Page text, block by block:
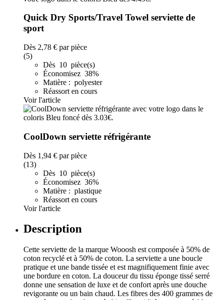
Quick Dry Sports/Travel Towel serviette de
sport
Dès 2,78 € par pièce
(5)
Dès 10 pièce(s)
Économisez 38%
Matière : polyester
Réassort en cours
Voir l'article
CoolDown serviette réfrigérante
Dès 1,94 € par pièce
(13)
Dès 10 pièce(s)
Économisez 36%
Matière : plastique
Réassort en cours
Voir l'article
Description
Cette serviette de la marque Wooosh est composée à 50% de
coton recyclé et à 50% de coton. La serviette a une boucle
pratique et une bande tissée et est magnifiquement finie avec
une bordure en coton. La douceur du tissu éponge tissé serré
donne une sensation de luxe et de confort après une douche
revigorante ou un bain chaud. Les fibres des 400 grammes de